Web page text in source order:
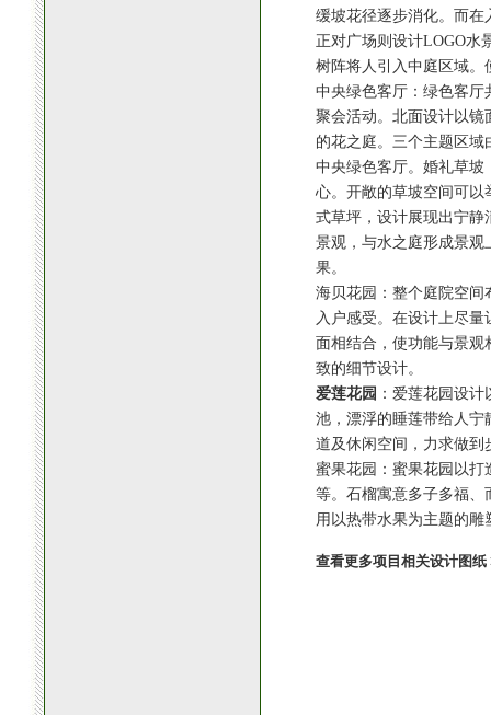
缓坡花径逐步消化。而在
正对广场则设计LOGO水
树阵将人引入中庭区域。
中央绿色客厅：绿色客厅
聚会活动。北面设计以镜
的花之庭。三个主题区
中央绿色客厅。婚礼草坡
心。开敞的草坡空间可以
式草坪，设计展现出宁静
景观，与水之庭形成景观
果。
海贝花园：整个庭院空间
入户感受。在设计上尽
面相结合，使功能与景
致的细节设计。
爱莲花园 ：爱莲花园设
池，漂浮的睡莲带给人宁
道及休闲空间，力求做到
蜜果花园：蜜果花园以打
等。石榴寓意多子多福、
用以热带水果为主题的
查看更多项目相关设计图纸